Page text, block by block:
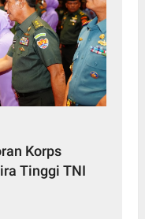
Korps
Tinggi TNI